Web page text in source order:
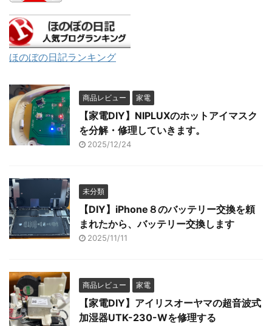
ほのぼの日記ランキング
商品レビュー 家電
【家電DIY】NIPLUXのホットアイマスク
を分解・修理していきます。
2025/12/24
未分類
【DIY】iPhone８のバッテリー交換を頼
まれたから、バッテリー交換します
2025/11/11
商品レビュー 家電
【家電DIY】アイリスオーヤマの超音波式
加湿器UTK-230-Wを修理する